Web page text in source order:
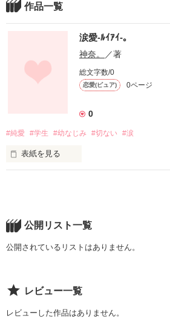
作品一覧
涙愛-ﾙｲｱｲ-。
神奈。 ／著
総文字数/0
恋愛(ピュア) 0ページ
0
#純愛 #学生 #幼なじみ #切ない #涙
表紙を見る
君と私は誓い合った_____。
「好き。」
毎日が楽しくて、幸せで、
公開リスト一覧
公開されているリストはありません。
レビュー一覧
レビューした作品はありません。